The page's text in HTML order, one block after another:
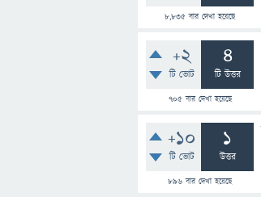
8,835 বার দেখা হয়েছে
+2
টি ভোট
4
টি উত্তর
705বার দেখা হয়েছে
+10
টি ভোট
1
উত্তর
896 বার দেখা হয়েছে